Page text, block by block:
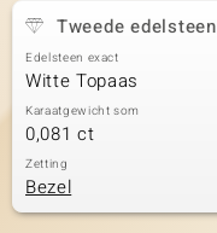
Tweede edelsteen
Edelsteen exact
Witte Topaas
Karaatgewicht som
0,081 ct
Zetting
Bezel